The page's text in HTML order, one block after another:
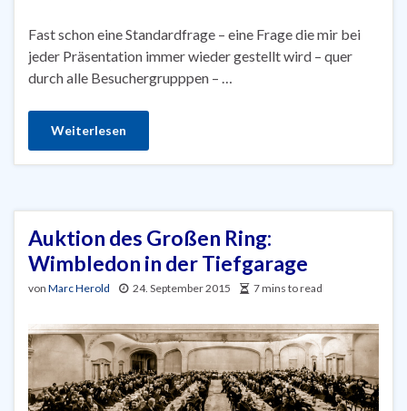
Fast schon eine Standardfrage – eine Frage die mir bei
jeder Präsentation immer wieder gestellt wird – quer
durch alle Besuchergrupppen – …
Weiterlesen
Auktion des Großen Ring:
Wimbledon in der Tiefgarage
von Marc Herold 24. September 2015 7 mins to read